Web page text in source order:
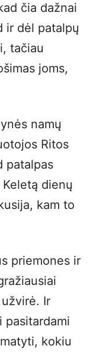
čia dažnai
ir dėl patalpų
tačiau
joms,
namų
Ritos
patalpas
dienų
kam to
priemones ir
Ir
pasitardami
kokiu